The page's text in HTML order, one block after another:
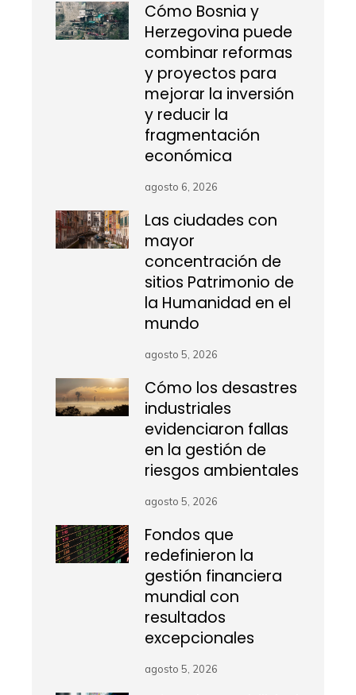
Cómo Bosnia y
Herzegovina puede
combinar reformas
y proyectos para
mejorar la inversión
y reducir la
fragmentación
económica
agosto 6, 2026
Las ciudades con
mayor
concentración de
sitios Patrimonio de
la Humanidad en el
mundo
agosto 5, 2026
Cómo los desastres
industriales
evidenciaron fallas
en la gestión de
riesgos ambientales
agosto 5, 2026
Fondos que
redefinieron la
gestión financiera
mundial con
resultados
excepcionales
agosto 5, 2026